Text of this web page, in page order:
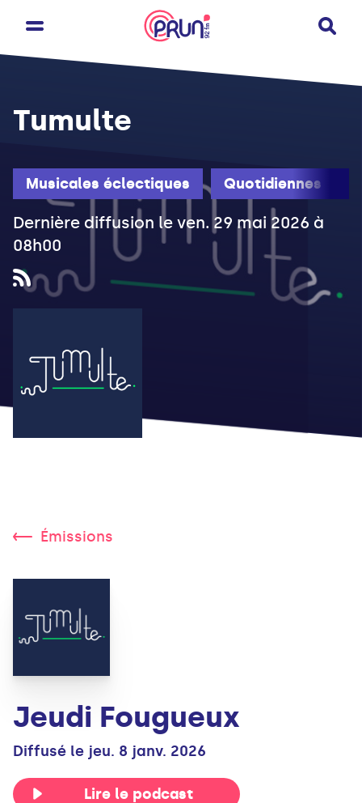
Musicales éclectiques Quotidiennes
Tumulte
Dernière diffusion le ven. 29 mai 2026 à
08h00
Émissions
Jeudi Fougueux
Diffusé le jeu. 8 janv. 2026
Lire le podcast